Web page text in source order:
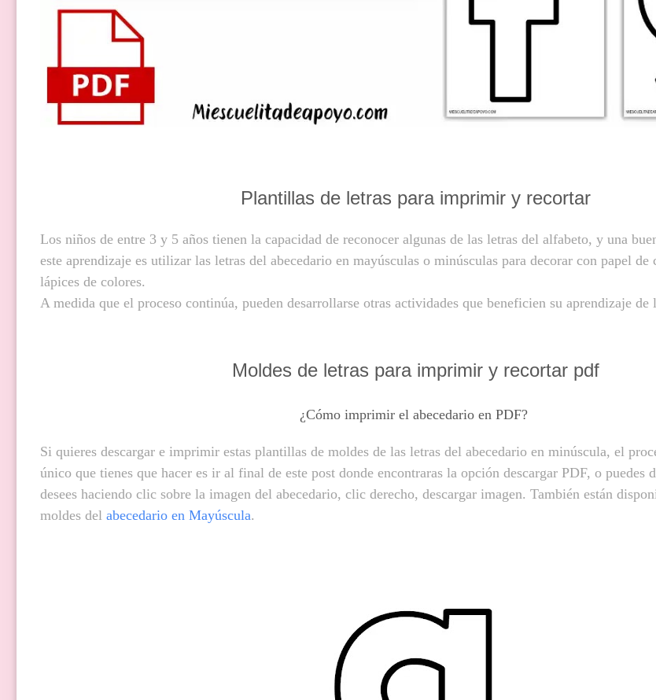
Plantillas de letras para imprimir y recortar
Los niños de entre 3 y 5 años tienen la capacidad de reconocer algunas de las letras del alfabeto, y una
este aprendizaje es utilizar las letras del abecedario en mayúsculas o minúsculas para decorar con papel de
lápices de colores.
A medida que el proceso continúa, pueden desarrollarse otras actividades que beneficien su aprendizaje de
Moldes de letras para imprimir y recortar pdf
¿Cómo imprimir el abecedario en PDF?
Si quieres descargar e imprimir estas plantillas de moldes de las letras del abecedario en minúscula, el
único que tienes que hacer es ir al final de este post donde encontraras la opción descargar PDF, o puedes
desees haciendo clic sobre la imagen del abecedario, clic derecho, descargar imagen. También están
moldes del abecedario en Mayúscula.